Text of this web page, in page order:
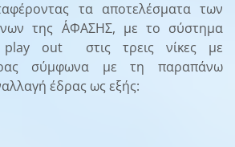
τα αποτελέσματα των
της Α΄ΦΑΣΗΣ, με το σύστημα
play out στις τρεις νίκες με
σύμφωνα με τη παραπάνω
έδρας ως εξής: